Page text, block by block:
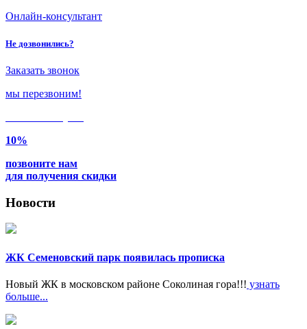
Онлайн-консультант
Не дозвонились?
Заказать звонок
мы перезвоним!
10%
позвоните нам
для получения скидки
Новости
ЖК Семеновский парк появилась прописка
Новый ЖК в московском районе Соколиная гора!!! узнать
больше...